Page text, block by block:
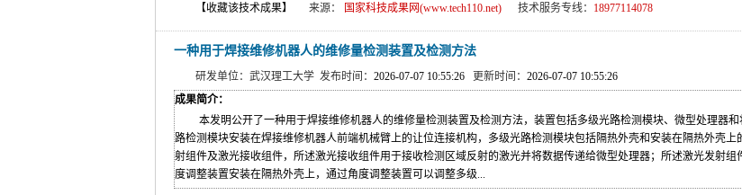
【收藏该技术成果】 来源： 国家科技成果网(www.tech110.net) 技术服务专线： 18977114078
一种用于焊接维修机器人的维修量检测装置及检测方法
研发单位：武汉理工大学 发布时间： 2026-07-07 10:55:26 更新时间： 2026-07-07 10:55:26
成果简介：
本发明公开了一种用于焊接维修机器人的维修量检测装置及检测方法，装置包括多级光路检测模块、微型处理器和
路检测模块安装在焊接维修机器人前端机械臂上的让位连接机构，多级光路检测模块包括隔热外壳和安装在隔热外壳上
射组件及激光接收组件，所述激光接收组件用于接收检测区域反射的激光并将数据传递给微型处理器；所述激光发射组
度调整装置安装在隔热外壳上，通过角度调整装置可以调整多级...